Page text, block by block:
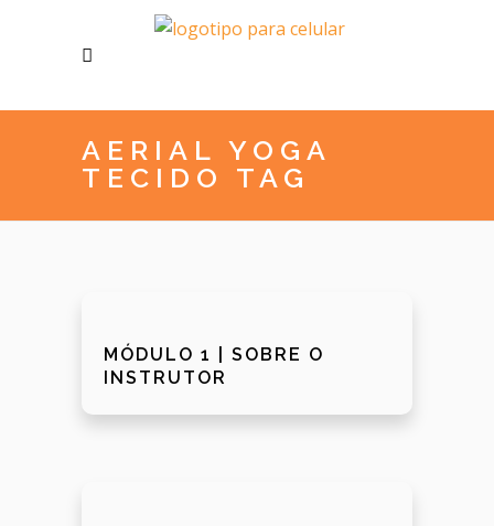
AERIAL YOGA
TECIDO TAG
MÓDULO 1 | SOBRE O
INSTRUTOR